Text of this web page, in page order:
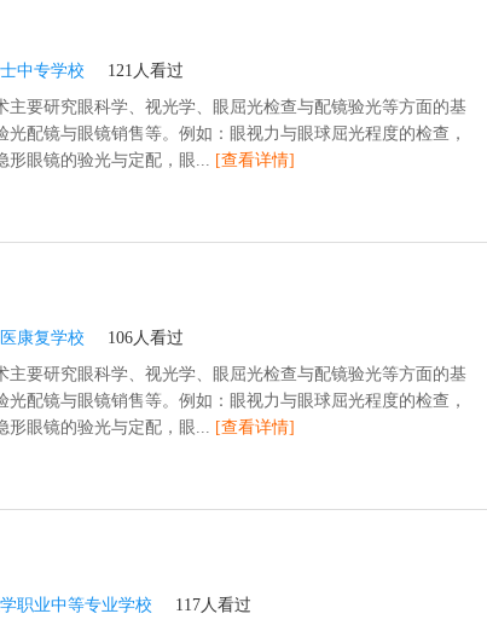
中专学校
121人看过
主要研究眼科学、视光学、眼屈光检查与配镜验光等方面的基
光配镜与眼镜销售等。例如：眼视力与眼球屈光程度的检查，
形眼镜的验光与定配，眼... [查看详情]
康复学校
106人看过
主要研究眼科学、视光学、眼屈光检查与配镜验光等方面的基
光配镜与眼镜销售等。例如：眼视力与眼球屈光程度的检查，
形眼镜的验光与定配，眼... [查看详情]
职业中等专业学校
117人看过